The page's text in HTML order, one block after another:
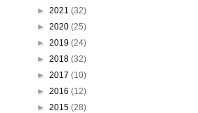
► 2021 (32)
► 2020 (25)
► 2019 (24)
► 2018 (32)
► 2017 (10)
► 2016 (12)
► 2015 (28)